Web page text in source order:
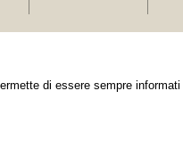
di essere sempre